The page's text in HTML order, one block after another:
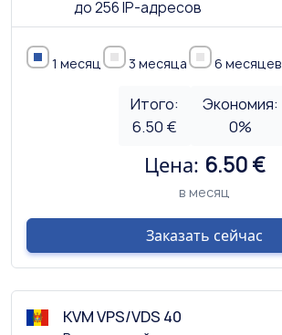
до 256 IP-адресов
1 месяц 3 месяца 6 месяцев
Итого:
6.50 €
Экономия:
0%
Цена: 6.50 €
в месяц
Заказать сейчас
KVM VPS/VDS 40